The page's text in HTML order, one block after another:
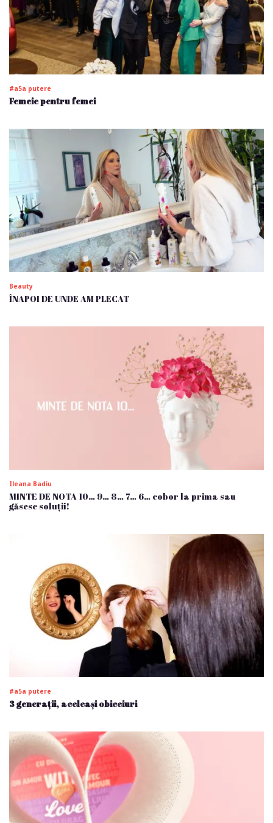
#a5a putere
Femeie pentru femei
Beauty
ÎNAPOI DE UNDE AM PLECAT
Ileana Badiu
MINTE DE NOTA 10… 9… 8… 7… 6… cobor la prima sau
găsesc soluții!
#a5a putere
3 generații, aceleași obiceiuri